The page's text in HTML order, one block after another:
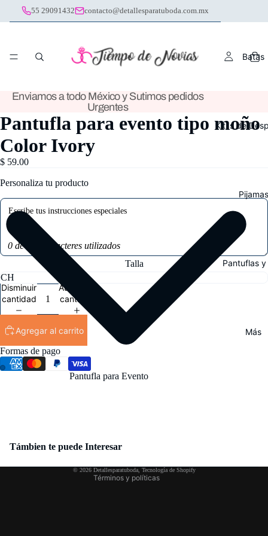
55 29091432 contacto@detallesparatuboda.com.mx
Batas
Kit´s de
Pijamas
Pantuflas y
Más
Enviamos a todo México y Sutimos pedidos
Urgentes
Pantufla para evento tipo moño
Color Ivory
$ 59.00
Personaliza tu producto
0 de 100 caracteres utilizados
Talla
Disminuir
cantidad
Aumentar
cantidad
Agregar al carrito
Formas de pago
Pantufla para Evento
Támbien te puede Interesar
© 2026 Detallesparatuboda, Tecnología de Shopify
Términos y políticas